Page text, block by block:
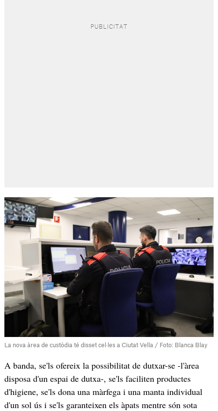
La nova àrea de custòdia té disset cel·les a Ciutat Vella / Foto: Blanca Blay
A banda, se'ls ofereix la possibilitat de dutxar-se -l'àrea
disposa d'un espai de dutxa-, se'ls faciliten productes
d'higiene, se'ls dona una màrfega i una manta individual
d'un sol ús i se'ls garanteixen els àpats mentre són sota